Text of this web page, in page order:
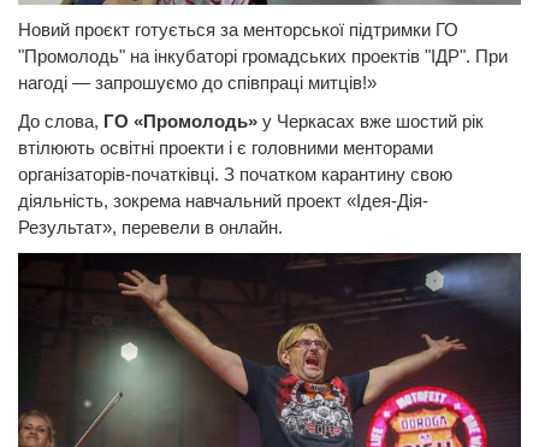
Новий проєкт готується за менторської підтримки ГО
"Промолодь" на інкубаторі громадських проектів "ІДР". При
нагоді — запрошуємо до співпраці митців!»
До слова, ГО «Промолодь» у Черкасах вже шостий рік
втілюють освітні проекти і є головними менторами
організаторів-початківці. З початком карантину свою
діяльність, зокрема навчальний проект «Ідея-Дія-
Результат», перевели в онлайн.